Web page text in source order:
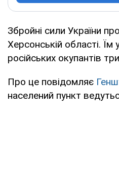
Збройні сили України
Херсонській області. Їм
російських окупантів
Про це повідомляє
населений пункт